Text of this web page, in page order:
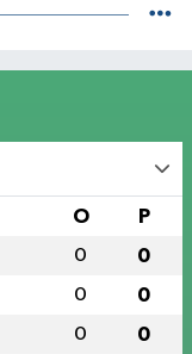
O P
0 0
0 0
0 0